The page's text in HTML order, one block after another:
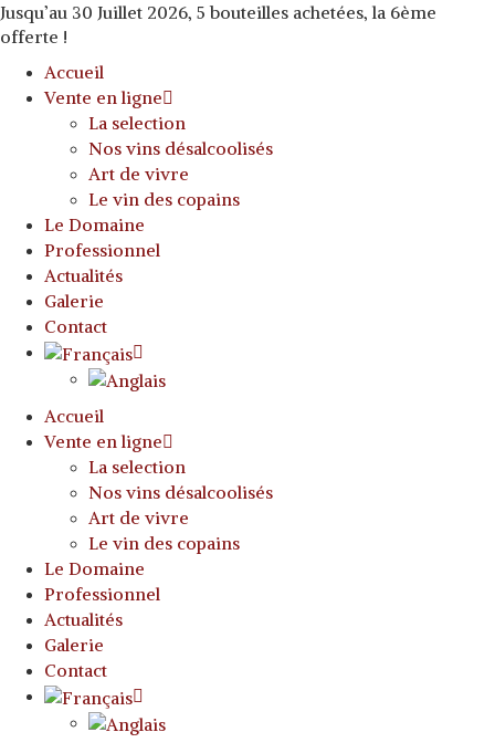
Jusqu’au 30 Juillet 2026, 5 bouteilles achetées, la 6ème
offerte !
Accueil
Vente en ligne
La selection
Nos vins désalcoolisés
Art de vivre
Le vin des copains
Le Domaine
Professionnel
Actualités
Galerie
Contact
Accueil
Vente en ligne
La selection
Nos vins désalcoolisés
Art de vivre
Le vin des copains
Le Domaine
Professionnel
Actualités
Galerie
Contact